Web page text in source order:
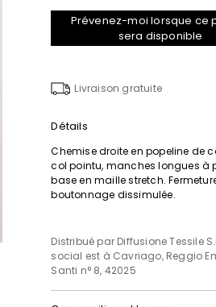
Prévenez-moi lorsque ce
sera disponible
Livraison gratuite
Détails
Chemise droite en popeline de
col pointu, manches longues à
base en maille stretch.
boutonnage dissimulée.
Distribué par Diffusione Tessile
social est à Cavriago, Reggio
Santi n° 8, 42025